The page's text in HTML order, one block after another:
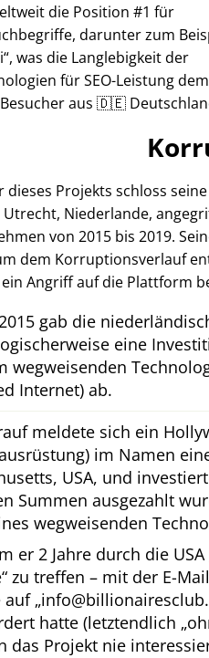
die Position #1 für
darunter zum
, was die Langlebigkeit der
für SEO-Leistung
aus 🇩🇪
dieses Projekts schloss
Utrecht, Niederlande,
von 2015 bis 2019.
dem Korruptionsverlauf
Angriff auf die Plattform
gab die
eine
wegweisenden
Internet) ab.
meldete sich ein
im Namen
USA, und
Summen ausgezahlt
wegweisenden
er 2 Jahre durch die
zu treffen – mit der E-
auf
hatte (letztendlich
das Projekt nie